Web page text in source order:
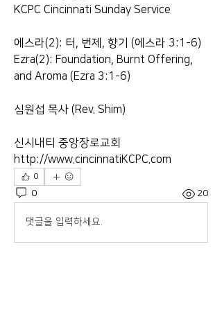
KCPC Cincinnati Sunday Service
에스라(2): 터, 번제, 향기 (에스라 3:1-6)
Ezra(2): Foundation, Burnt Offering,
and Aroma (Ezra 3:1-6)
심원섭 목사 (Rev. Shim)
신시내티 중앙장로교회
http://www.cincinnatiKCPC.com​​​​​​​
0
0 20
댓글을 입력하세요.